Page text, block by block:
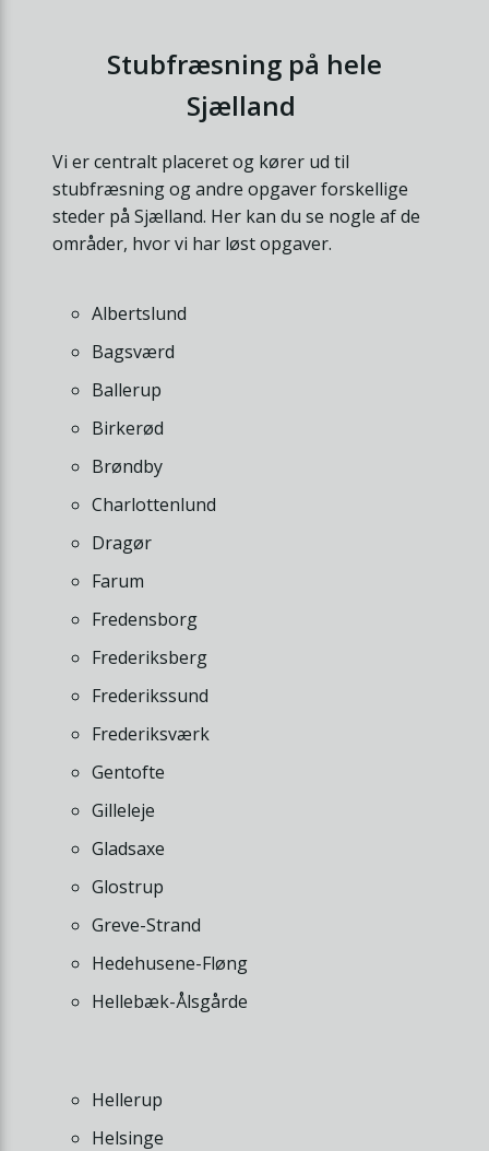
Stubfræsning på hele
Sjælland
Vi er centralt placeret og kører ud til
stubfræsning og andre opgaver forskellige
steder på Sjælland. Her kan du se nogle af de
områder, hvor vi har løst opgaver.
Albertslund
Bagsværd
Ballerup
Birkerød
Brøndby
Charlottenlund
Dragør
Farum
Fredensborg
Frederiksberg
Frederikssund
Frederiksværk
Gentofte
Gilleleje
Gladsaxe
Glostrup
Greve-Strand
Hedehusene-Fløng
Hellebæk-Ålsgårde
Hellerup
Helsinge